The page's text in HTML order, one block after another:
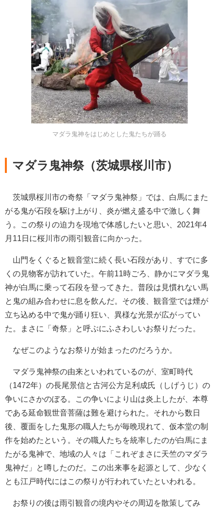
マダラ鬼神をはじめとした鬼たちが踊る
マダラ鬼神祭（茨城県桜川市）
茨城県桜川市の奇祭「マダラ鬼神祭」では、白馬にまた
がる鬼が石段を駆け上がり、炎が燃え盛る中で激しく舞
う。この祭りの迫力を現地で体感したいと思い、2021年4
月11日に桜川市の雨引観音に向かった。
山門をくぐると観音堂に続く長い石段があり、すでに多
くの見物客が訪れていた。午前11時ごろ、静かにマダラ鬼
神が白馬に乗って石段を登ってきた。普段は見慣れない馬
と鬼の組み合わせに息を飲んだ。その後、観音堂では煙が
立ち込める中で鬼が踊り狂い、異様な光景が広がってい
た。まさに「奇祭」と呼ぶにふさわしいお祭りだった。
なぜこのようなお祭りが始まったのだろうか。
マダラ鬼神祭の由来といわれているのが、室町時代
（1472年）の長尾景信と古河公方足利成氏（しげうじ）の
争いにさかのぼる。この争いにより山は炎上したが、本尊
である延命観世音菩薩は難を避けられた。それから数日
後、覆面をした鬼形の職人たちが毎晩現れて、仮本堂の制
作を始めたという。その職人たちを統率したのが白馬にま
たがる鬼神で、地域の人々は「これぞまさに天竺のマダラ
鬼神だ」と噂したのだ。この出来事を起源として、少なく
とも江戸時代にはこの祭りが行われていたといわれる。
お祭りの後は雨引観音の境内やその周辺を散策してみ